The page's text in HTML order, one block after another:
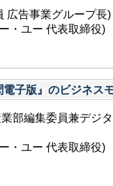
広告事業グループ長)
・ユー 代表取締役)
子版』のビジネス
部編集委員兼デジ
・ユー 代表取締役)